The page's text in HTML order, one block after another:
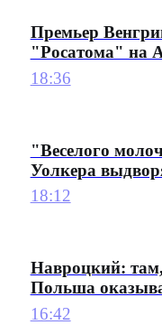
Премьер
"Росатома"
18:36
"Веселого
Уолкера
18:12
Навроцкий:
Польша
16:42